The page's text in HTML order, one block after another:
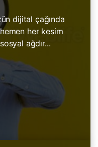
dijital çağında
her kesim
ağdır...